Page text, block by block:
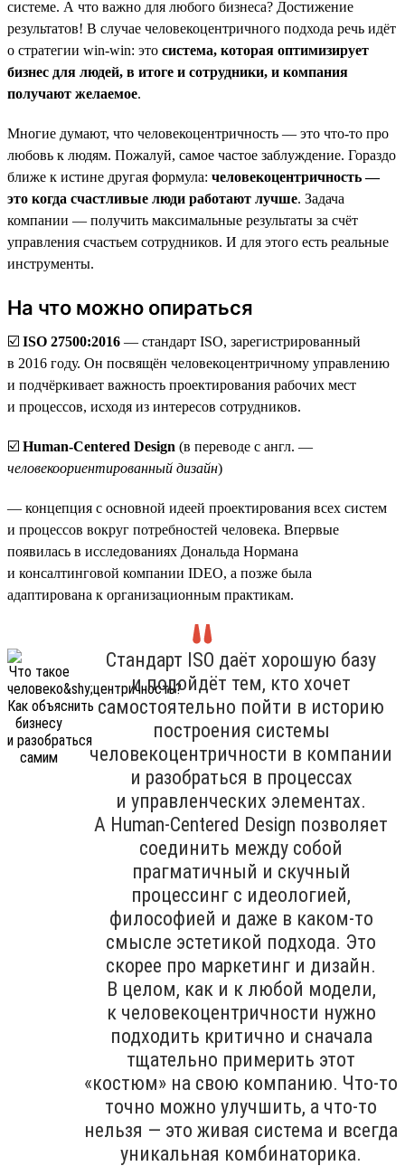
системе. А что важно для любого бизнеса? Достижение
результатов! В случае человекоцентричного подхода речь идёт
о стратегии win-win: это система, которая оптимизирует
бизнес для людей, в итоге и сотрудники, и компания
получают желаемое.
Многие думают, что человекоцентричность — это что-то про
любовь к людям. Пожалуй, самое частое заблуждение. Гораздо
ближе к истине другая формула: человекоцентричность —
это когда счастливые люди работают лучше. Задача
компании — получить максимальные результаты за счёт
управления счастьем сотрудников. И для этого есть реальные
инструменты.
На что можно опираться
☑️ ISO 27500:2016 — стандарт ISO, зарегистрированный
в 2016 году. Он посвящён человекоцентричному управлению
и подчёркивает важность проектирования рабочих мест
и процессов, исходя из интересов сотрудников.
☑️ Human-Centered Design (в переводе с англ. —
человекоориентированный дизайн)
— концепция с основной идеей проектирования всех систем
и процессов вокруг потребностей человека. Впервые
появилась в исследованиях Дональда Нормана
и консалтинговой компании IDEO, а позже была
адаптирована к организационным практикам.
Стандарт ISO даёт хорошую базу
и подойдёт тем, кто хочет
самостоятельно пойти в историю
построения системы
человекоцентричности в компании
и разобраться в процессах
и управленческих элементах.
А Human-Centered Design позволяет
соединить между собой
прагматичный и скучный
процессинг с идеологией,
философией и даже в каком-то
смысле эстетикой подхода. Это
скорее про маркетинг и дизайн.
В целом, как и к любой модели,
к человекоцентричности нужно
подходить критично и сначала
тщательно примерить этот
«костюм» на свою компанию. Что-то
точно можно улучшить, а что-то
нельзя — это живая система и всегда
уникальная комбинаторика.